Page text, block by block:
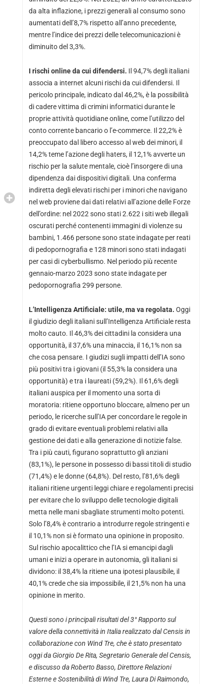
da alta inflazione, i prezzi generali al consumo sono
aumentati dell’8,7% rispetto all’anno precedente,
mentre l’indice dei prezzi delle telecomunicazioni è
diminuito del 3,3%.
I rischi online da cui difendersi. Il 94,7% degli italiani
associa a internet alcuni rischi da cui difendersi. Il
pericolo principale, indicato dal 46,2%, è la possibilità
di cadere vittima di crimini informatici durante le
proprie attività quotidiane online, come l’utilizzo del
conto corrente bancario o l’e-commerce. Il 22,2% è
preoccupato dal libero accesso al web dei minori, il
14,2% teme l’azione degli haters, il 12,1% avverte un
rischio per la salute mentale, cioè l’insorgere di una
dipendenza dai dispositivi digitali. Una conferma
indiretta degli elevati rischi per i minori che navigano
nel web proviene dai dati relativi all’azione delle Forze
dell’ordine: nel 2022 sono stati 2.622 i siti web illegali
oscurati perché contenenti immagini di violenze su
bambini, 1.466 persone sono state indagate per reati
di pedopornografia e 128 minori sono stati indagati
per casi di cyberbullismo. Nel periodo più recente
gennaio-marzo 2023 sono state indagate per
pedopornografia 299 persone.
L’Intelligenza Artificiale: utile, ma va regolata. Oggi
il giudizio degli italiani sull’Intelligenza Artificiale resta
molto cauto. Il 46,3% dei cittadini la considera una
opportunità, il 37,6% una minaccia, il 16,1% non sa
che cosa pensare. I giudizi sugli impatti dell’IA sono
più positivi tra i giovani (il 55,3% la considera una
opportunità) e tra i laureati (59,2%). Il 61,6% degli
italiani auspica per il momento una sorta di
moratoria: ritiene opportuno bloccare, almeno per un
periodo, le ricerche sull’IA per concordare le regole in
grado di evitare eventuali problemi relativi alla
gestione dei dati e alla generazione di notizie false.
Tra i più cauti, figurano soprattutto gli anziani
(83,1%), le persone in possesso di bassi titoli di studio
(71,4%) e le donne (64,8%). Del resto, l’81,6% degli
italiani ritiene urgenti leggi chiare e regolamenti precisi
per evitare che lo sviluppo delle tecnologie digitali
metta nelle mani sbagliate strumenti molto potenti.
Solo l’8,4% è contrario a introdurre regole stringenti e
il 10,1% non si è formato una opinione in proposito.
Sul rischio apocalittico che l’IA si emancipi dagli
umani e inizi a operare in autonomia, gli italiani si
dividono: il 38,4% la ritiene una ipotesi plausibile, il
40,1% crede che sia impossibile, il 21,5% non ha una
opinione in merito.
Questi sono i principali risultati del 3° Rapporto sul
valore della connettività in Italia realizzato dal Censis in
collaborazione con Wind Tre, che è stato presentato
oggi da Giorgio De Rita, Segretario Generale del Censis,
e discusso da Roberto Basso, Direttore Relazioni
Esterne e Sostenibilità di Wind Tre, Laura Di Raimondo,